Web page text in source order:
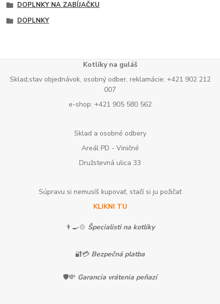
DOPLNKY NA ZABÍJAČKU
DOPLNKY
Kotlíky na guláš
Sklad,stav objednávok, osobný odber, reklamácie: +421 902 212
007
e-shop: +421 905 580 562
Sklad a osobné odbery
Areál PD - Viničné
Družstevná ulica 33
Súpravu si nemusíš kupovať, stačí si ju požičať
KLIKNI TU
👨‍🍳🍲 Špecialisti na kotlíky
🔐💳 Bezpečná platba
🛡️💸 Garancia vrátenia peňazí